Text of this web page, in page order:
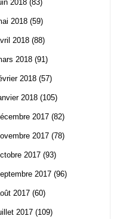
2018 (83)
2018 (59)
2018 (88)
2018 (91)
2018 (57)
2018 (105)
2017 (82)
2017 (78)
2017 (93)
2017 (96)
2017 (60)
2017 (109)